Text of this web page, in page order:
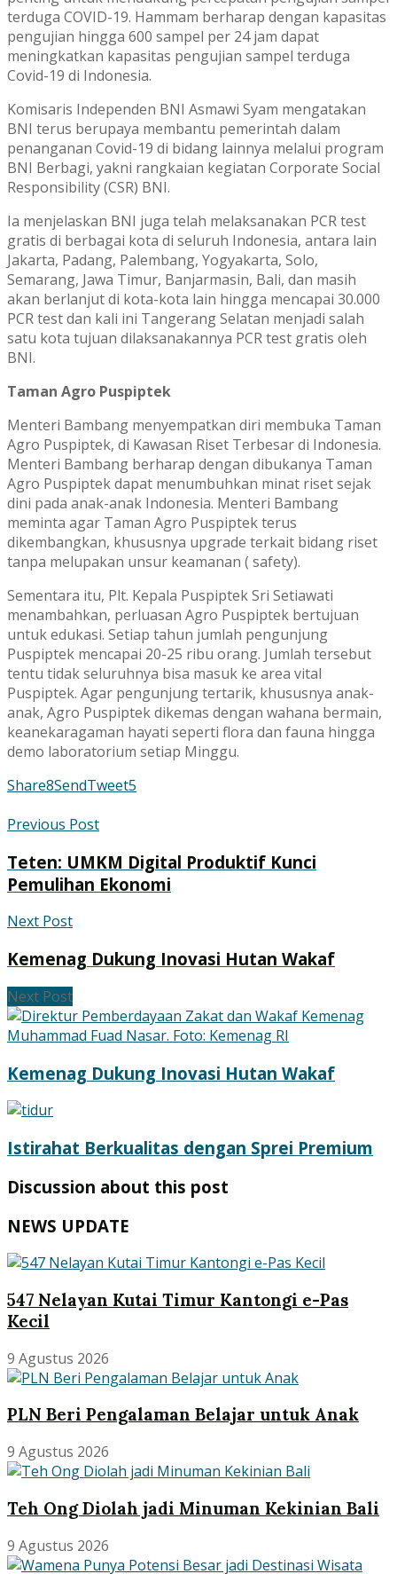
terduga COVID-19. Hammam berharap dengan kapasitas
pengujian hingga 600 sampel per 24 jam dapat
meningkatkan kapasitas pengujian sampel terduga
Covid-19 di Indonesia.
Komisaris Independen BNI Asmawi Syam mengatakan
BNI terus berupaya membantu pemerintah dalam
penanganan Covid-19 di bidang lainnya melalui program
BNI Berbagi, yakni rangkaian kegiatan Corporate Social
Responsibility (CSR) BNI.
Ia menjelaskan BNI juga telah melaksanakan PCR test
gratis di berbagai kota di seluruh Indonesia, antara lain
Jakarta, Padang, Palembang, Yogyakarta, Solo,
Semarang, Jawa Timur, Banjarmasin, Bali, dan masih
akan berlanjut di kota-kota lain hingga mencapai 30.000
PCR test dan kali ini Tangerang Selatan menjadi salah
satu kota tujuan dilaksanakannya PCR test gratis oleh
BNI.
Taman Agro Puspiptek
Menteri Bambang menyempatkan diri membuka Taman
Agro Puspiptek, di Kawasan Riset Terbesar di Indonesia.
Menteri Bambang berharap dengan dibukanya Taman
Agro Puspiptek dapat menumbuhkan minat riset sejak
dini pada anak-anak Indonesia. Menteri Bambang
meminta agar Taman Agro Puspiptek terus
dikembangkan, khususnya upgrade terkait bidang riset
tanpa melupakan unsur keamanan ( safety).
Sementara itu, Plt. Kepala Puspiptek Sri Setiawati
menambahkan, perluasan Agro Puspiptek bertujuan
untuk edukasi. Setiap tahun jumlah pengunjung
Puspiptek mencapai 20-25 ribu orang. Jumlah tersebut
tentu tidak seluruhnya bisa masuk ke area vital
Puspiptek. Agar pengunjung tertarik, khususnya anak-
anak, Agro Puspiptek dikemas dengan wahana bermain,
keanekaragaman hayati seperti flora dan fauna hingga
demo laboratorium setiap Minggu.
Share8SendTweet5
Previous Post
Teten: UMKM Digital Produktif Kunci
Pemulihan Ekonomi
Next Post
Kemenag Dukung Inovasi Hutan Wakaf
Next Post
Kemenag Dukung Inovasi Hutan Wakaf
Istirahat Berkualitas dengan Sprei Premium
Discussion about this post
NEWS UPDATE
547 Nelayan Kutai Timur Kantongi e-Pas
Kecil
9 Agustus 2026
PLN Beri Pengalaman Belajar untuk Anak
9 Agustus 2026
Teh Ong Diolah jadi Minuman Kekinian Bali
9 Agustus 2026